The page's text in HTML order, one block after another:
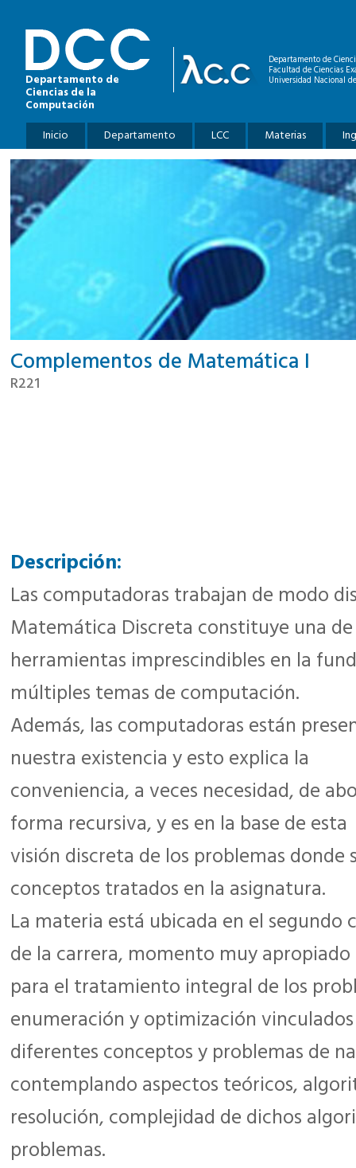
Departamento de
Ciencias de la
Computación
Departamento de
Facultad de Ciencias
Universidad Nacional
Menú principal
Inicio Departamento LCC Materias
Complementos de Matemática I
R221
Descripción:
Las computadoras trabajan de modo
Matemática Discreta constituye una
herramientas imprescindibles en la
múltiples temas de computación.
Además, las computadoras están
nuestra existencia y esto explica la
conveniencia, a veces necesidad, de
forma recursiva, y es en la base de esta
visión discreta de los problemas donde
conceptos tratados en la asignatura.
La materia está ubicada en el
de la carrera, momento muy apropiado
para el tratamiento integral de los
enumeración y optimización
diferentes conceptos y problemas de
contemplando aspectos teóricos,
resolución, complejidad de dichos
problemas.